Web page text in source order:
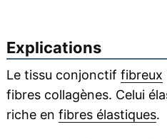
Explications
Le tissu conjonctif fibreux
fibres collagènes. Celui
riche en fibres élastiques.